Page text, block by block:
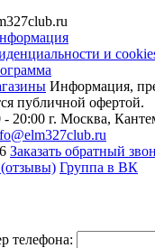
и
Информация,
публичной офертой.
- 20:00 г. Москва,
Заказать обратный
Группа в ВК
телефона: